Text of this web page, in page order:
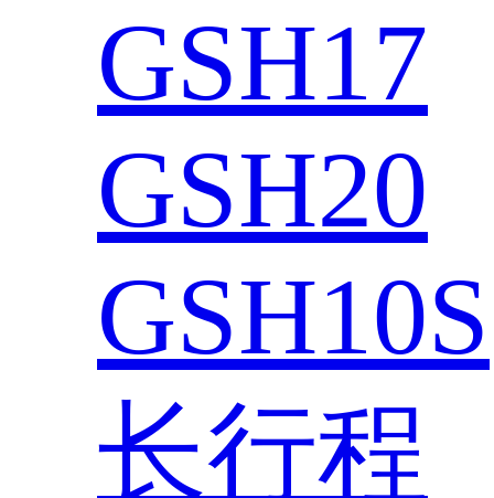
GSH17
GSH20
GSH10S
长行程